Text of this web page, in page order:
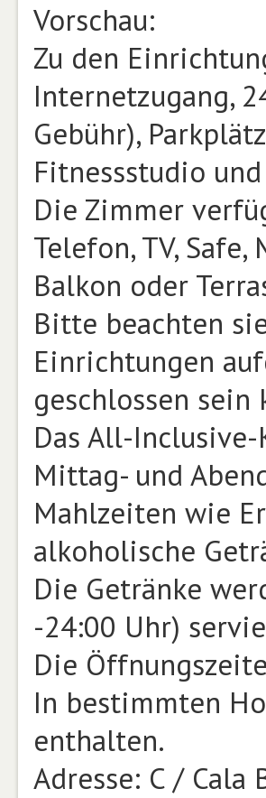
Vorschau:
Zu den
Internetzugang,
Gebühr),
Fitnessstudio
Die Zimmer
Telefon, TV,
Balkon oder
Bitte beachten
Einrichtungen
geschlossen sein
Das All-
Mittag- und
Mahlzeiten wie
alkoholische
Die Getränke
-24:00 Uhr)
Die
In bestimmten
enthalten.
Adresse: C / Cala